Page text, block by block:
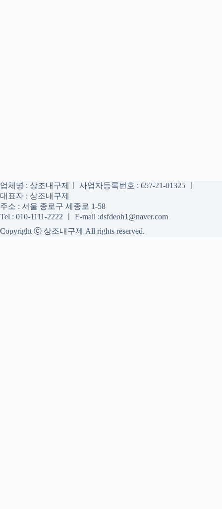
업체명 : 상조내구제ㅣ 사업자등록번호 : 657-21-01325 ㅣ
대표자 : 상조내구제
주소 : 서울 종로구 세종로 1-58
Tel : 010-1111-2222 ㅣ E-mail :dsfdeoh1@naver.com
Copyright ⓒ 상조내구제 All rights reserved.